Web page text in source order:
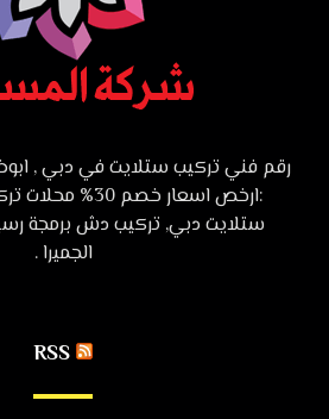
رقم فني تركيب ستلايت في دبي ,
:ارخص اسعار خصم
ستلايت دبي, تركيب دش برمجة
الجميرا .
RSS